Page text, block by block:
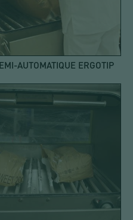
AUTOMATIQUE ERGOTIP